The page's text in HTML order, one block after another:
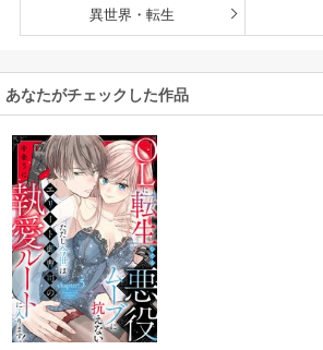
異世界・転生
あなたがチェックした作品